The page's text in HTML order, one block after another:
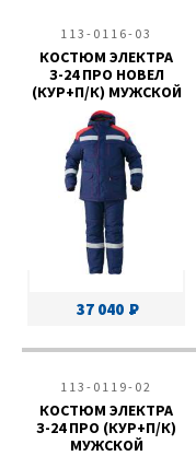
113-0116-03
КОСТЮМ ЭЛЕКТРА
З-24 ПРО НОВЕЛ
(КУР+П/К) МУЖСКОЙ
37 040
113-0119-02
КОСТЮМ ЭЛЕКТРА
З-24 ПРО (КУР+П/К)
МУЖСКОЙ